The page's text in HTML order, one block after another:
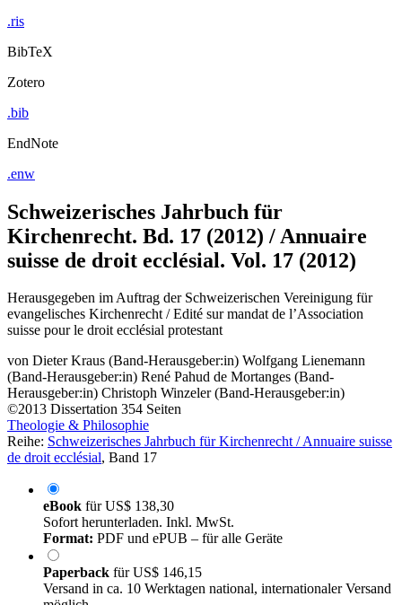
Kirchenrecht. Bd. 17 (2012) / Annuaire
suisse de droit ecclésial. Vol. 17 (2012)
evangelisches Kirchenrecht / Edité sur mandat de l’Association
suisse pour le droit ecclésial protestant
(Band-Herausgeber:in) René Pahud de Mortanges (Band-
Herausgeber:in) Christoph Winzeler (Band-Herausgeber:in)
©2013 Dissertation 354 Seiten
Theologie & Philosophie
Reihe:Schweizerisches Jahrbuch für Kirchenrecht / Annuaire suisse
de droit ecclésial, Band 17
eBook
Sofort herunterladen. Inkl. MwSt.
Format:PDF und ePUB – für alle Geräte
Paperback
Versand in ca. 10 Werktagen national, internationaler Versand
möglich